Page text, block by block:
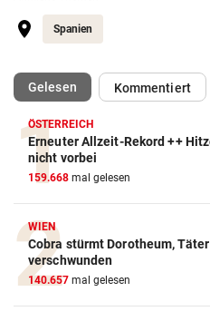
Spanien
Gelesen(ausgewählt)Kommentiert
ÖSTERREICH
Erneuter Allzeit-Rekord ++
nicht vorbei
159.668 mal gelesen
WIEN
Cobra stürmt Dorotheum,
verschwunden
140.657 mal gelesen
Action-Cam Vergleich
ZUM VERGLEICH
Crosstrainer Vergleich
ZUM VERGLEICH
E-Bike Vergleich
ZUM VERGLEICH